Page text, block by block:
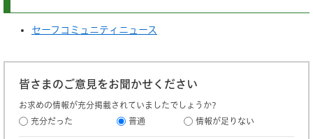
セーフコミュニティニュース
皆さまのご意見をお聞かせください
お求めの情報が充分掲載されていましたでしょうか?
充分だった
普通 情報が足りない